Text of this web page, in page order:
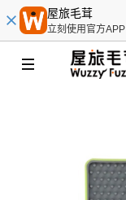
屋旅毛茸
立刻使用官方APP